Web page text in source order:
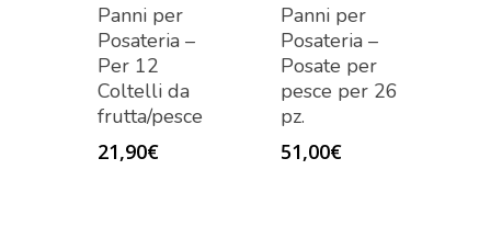
Panni per
Posateria –
Per 12
Coltelli da
frutta/pesce
21,90€
Panni per
Posateria –
Posate per
pesce per 26
pz.
51,00€